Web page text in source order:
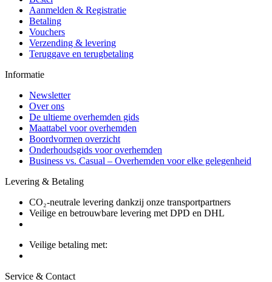
Aanmelden & Registratie
Betaling
Vouchers
Verzending & levering
Teruggave en terugbetaling
Informatie
Newsletter
Over ons
De ultieme overhemden gids
Maattabel voor overhemden
Boordvormen overzicht
Onderhoudsgids voor overhemden
Business vs. Casual – Overhemden voor elke gelegenheid
Levering & Betaling
CO₂-neutrale levering dankzij onze transportpartners
Veilige en betrouwbare levering met DPD en DHL
Veilige betaling met:
Service & Contact